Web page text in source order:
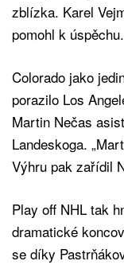
zblízka. Karel
pomohl k úspěchu.
Colorado jako
porazilo Los
Martin Nečas
Landeskoga.
Výhru pak zařídil
Play off NHL tak
dramatické
se díky